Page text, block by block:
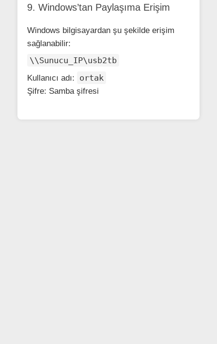
9. Windows’tan Paylaşıma Erişim
Windows bilgisayardan şu şekilde erişim
sağlanabilir:
\\Sunucu_IP\usb2tb
Kullanıcı adı: ortak
Şifre: Samba şifresi